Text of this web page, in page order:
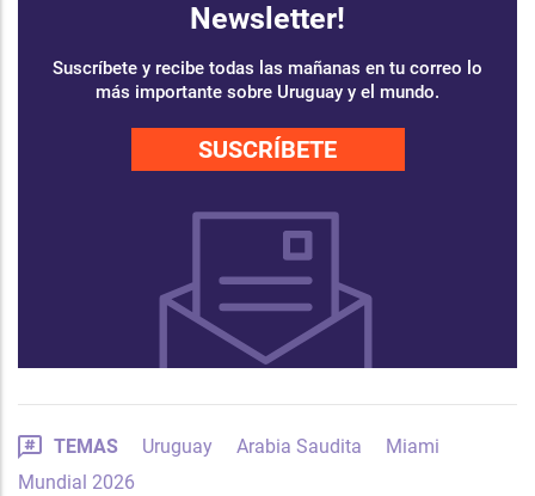
Newsletter!
Suscríbete y recibe todas las mañanas en tu correo lo
más importante sobre Uruguay y el mundo.
SUSCRÍBETE
TEMAS Uruguay Arabia Saudita
Miami
Mundial 2026